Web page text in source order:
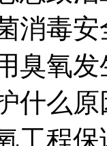
消毒
臭氧
什么
工程